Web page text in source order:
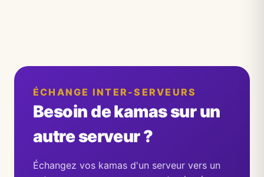
ÉCHANGE INTER-SERVEURS
Besoin de kamas sur un
autre serveur ?
Échangez vos kamas d'un serveur vers un